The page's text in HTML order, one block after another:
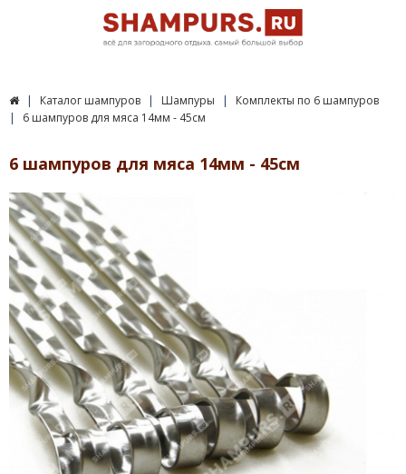
Каталог шампуров Шампуры
Комплекты по 6 шампуров
6 шампуров для мяса 14мм - 45см
6 шампуров для мяса 14мм - 45см